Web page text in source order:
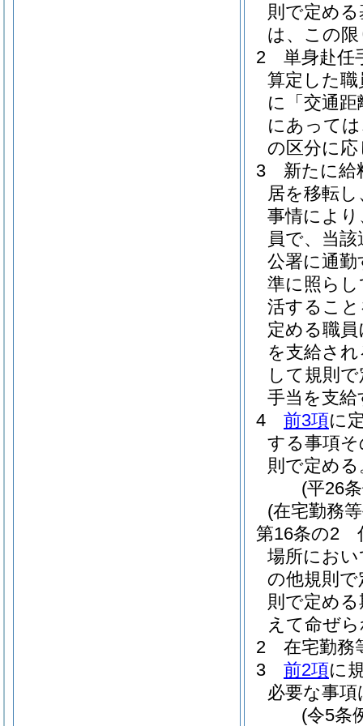
則で定め
は、この
2
単身赴任
算定した
に「交通
にあって
の区分に
3
新たに給
居を移転
事情によ
員で、当
公署に通
準に照ら
活するこ
定める職
を支給さ
して規則
手当を支給
4
前3項に
する事項
則で定める
(平26
(在宅勤務
第16条の2
場所にお
の他規則
則で定め
えて命ぜ
2
在宅勤務
3
前2項に
必要な事
(令5条